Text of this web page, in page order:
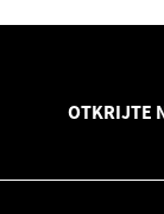
OTKRIJTE